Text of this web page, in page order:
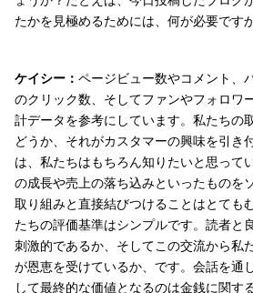
たかを見極めるためには、何が必要です
ケイシー： ページビュー数やコメント、
のクリック数、そしてファンやフォロワ
計データを参考にしています。私たちの
どうか、それがカスタマーの興味を引き
は、私たちはもちろん知りたいと思って
の成長や売上の落ち込みといったものを
取り組みと直接結びつけることはとても
たちの評価基準はシンプルです。読者と
刺激的であるか、そしてこの交流から私
が恩恵を受けているか、です。会話を通
して最終的な価値となるのは金銭に関す